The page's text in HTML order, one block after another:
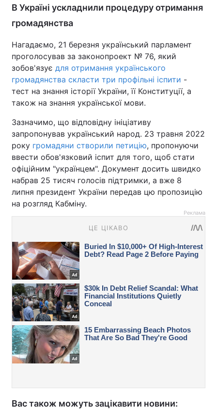
В Україні ускладнили процедуру отримання
громадянства
Нагадаємо, 21 березня український парламент
проголосував за законопроект № 76, який
зобов'язує для отримання українського
громадянства скласти три профільні іспити -
тест на знання історії України, її Конституції, а
також на знання української мови.
Зазначимо, що відповідну ініціативу
запропонував український народ. 23 травня 2022
року громадяни створили петицію, пропонуючи
ввести обов'язковий іспит для того, щоб стати
офіційним "українцем". Документ досить швидко
набрав 25 тисяч голосів підтримки, а вже 8
липня президент України передав цю пропозицію
на розгляд Кабміну.
Реклама
Вас також можуть зацікавити новини: